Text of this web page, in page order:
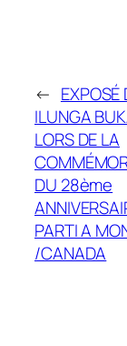
← EXPOSÉ
ILUNGA
LORS DE LA
DU 28ème
PARTI A
/CANADA